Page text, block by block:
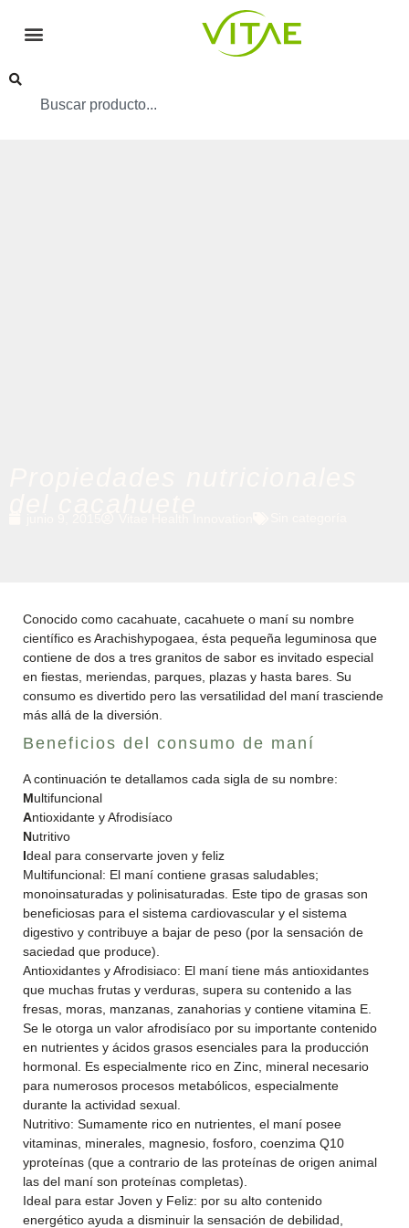
Conocido como cacahuate, cacahuete o maní su nombre
científico es Arachishypogaea, ésta pequeña leguminosa que
contiene de dos a tres granitos de sabor es invitado especial
en fiestas, meriendas, parques, plazas y hasta bares. Su
consumo es divertido pero las versatilidad del maní trasciende
más allá de la diversión.
Beneficios del consumo de maní
A continuación te detallamos cada sigla de su nombre:
Multifuncional
Antioxidante y Afrodisíaco
Nutritivo
Ideal para conservarte joven y feliz
Multifuncional: El maní contiene grasas saludables;
monoinsaturadas y polinisaturadas. Este tipo de grasas son
beneficiosas para el sistema cardiovascular y el sistema
digestivo y contribuye a bajar de peso (por la sensación de
saciedad que produce).
Antioxidantes y Afrodisiaco: El maní tiene más antioxidantes
que muchas frutas y verduras, supera su contenido a las
fresas, moras, manzanas, zanahorias y contiene vitamina E.
Se le otorga un valor afrodisíaco por su importante contenido
en nutrientes y ácidos grasos esenciales para la producción
hormonal. Es especialmente rico en Zinc, mineral necesario
para numerosos procesos metabólicos, especialmente
durante la actividad sexual.
Nutritivo: Sumamente rico en nutrientes, el maní posee
vitaminas, minerales, magnesio, fosforo, coenzima Q10
yproteínas (que a contrario de las proteínas de origen animal
las del maní son proteínas completas).
Ideal para estar Joven y Feliz: por su alto contenido
energético ayuda a disminuir la sensación de debilidad,